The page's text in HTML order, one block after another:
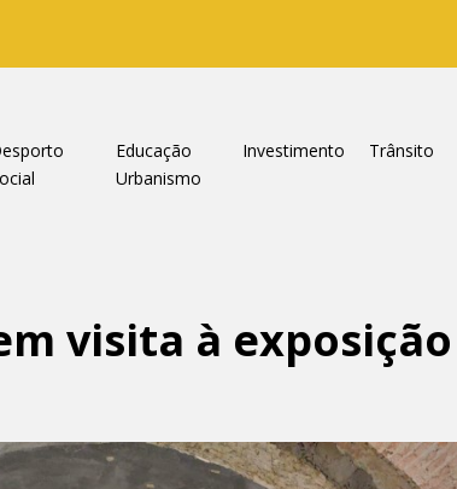
Educação Investimento
Trânsito
Urbanismo
visita à exposição